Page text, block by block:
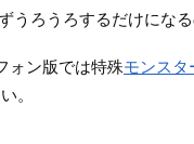
うろうろするだけにな
ォン版では特殊モンスタ
。